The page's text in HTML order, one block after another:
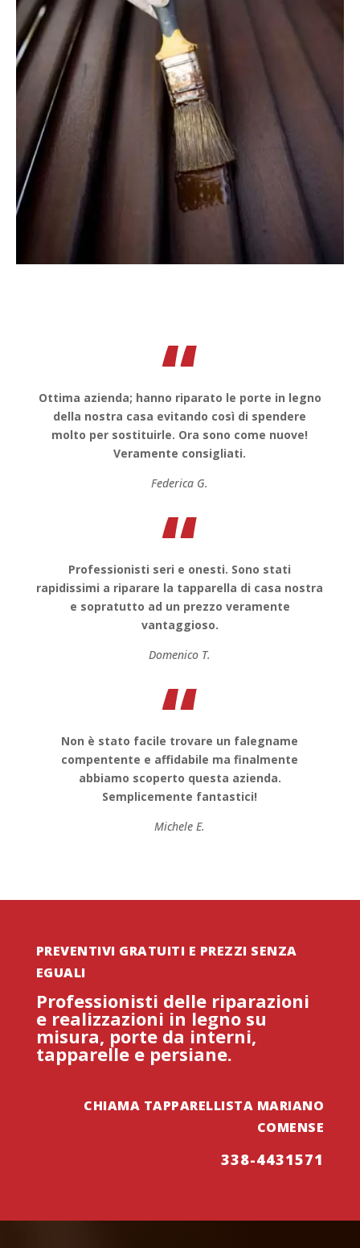
“
Ottima azienda; hanno riparato le porte in legno
della nostra casa evitando così di spendere
molto per sostituirle. Ora sono come nuove!
Veramente consigliati.
Federica G.
“
Professionisti seri e onesti. Sono stati
rapidissimi a riparare la tapparella di casa nostra
e sopratutto ad un prezzo veramente
vantaggioso.
Domenico T.
“
Non è stato facile trovare un falegname
compentente e affidabile ma finalmente
abbiamo scoperto questa azienda.
Semplicemente fantastici!
Michele E.
PREVENTIVI GRATUITI E PREZZI SENZA
EGUALI
Professionisti delle riparazioni
e realizzazioni in legno su
misura, porte da interni,
tapparelle e persiane.
CHIAMA TAPPARELLISTA MARIANO
COMENSE
338-4431571